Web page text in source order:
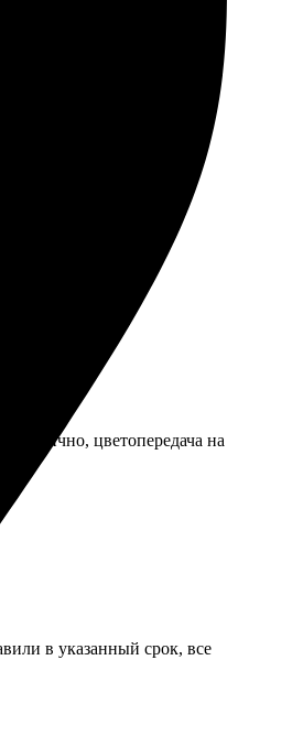
раздел. После загрузки
высшем уровне!
отлично, цветопередача на
в указанный срок, все